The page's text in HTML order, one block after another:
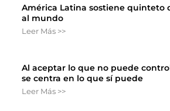
América Latina sostiene quinteto
al mundo
Leer Más >>
Al aceptar lo que no puede
se centra en lo que sí puede
Leer Más >>